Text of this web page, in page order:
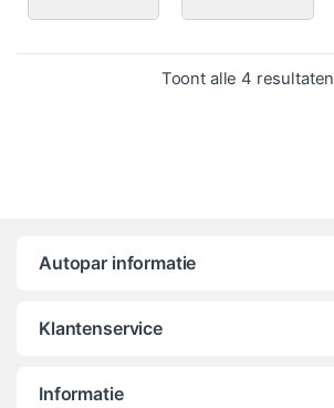
Toont alle 4 resultaten
Autopar informatie
Klantenservice
Informatie